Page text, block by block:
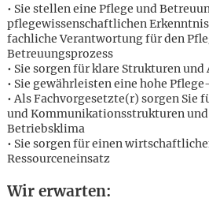
• Sie stellen eine Pflege und
pflegewissenschaftlichen
fachliche Verantwortung für den
Betreuungsprozess
• Sie sorgen für klare Strukturen
• Sie gewährleisten eine hohe
• Als Fachvorgesetzte(r) sorgen
und Kommunikationsstrukturen und
Betriebsklima
• Sie sorgen für einen
Ressourceneinsatz
Wir erwarten: